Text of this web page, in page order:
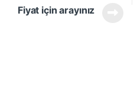
Fiyat için arayınız